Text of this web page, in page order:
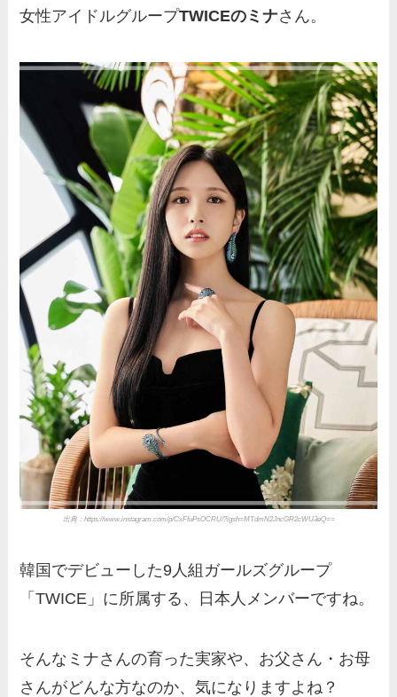
女性アイドルグループTWICEのミナさん。
出典：https://www.instagram.com/p/CxFfuPsOCRU/?igsh=MTdmN2JncGR2cWU3eQ==
韓国でデビューした9人組ガールズグループ
「TWICE」に所属する、日本人メンバーですね。
そんなミナさんの育った実家や、お父さん・お母
さんがどんな方なのか、気になりますよね？